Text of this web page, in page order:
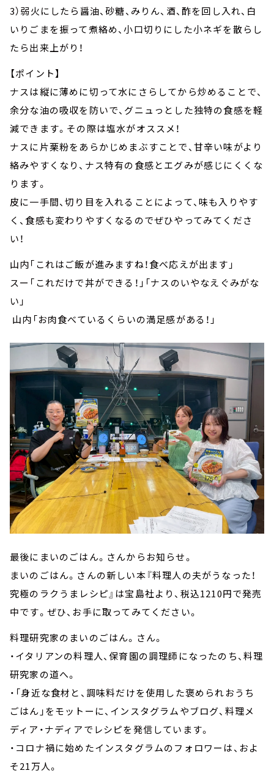
3）弱火にしたら醤油、砂糖、みりん、酒、酢を回し入れ、白
いりごまを振って煮絡め、小口切りにした小ネギを散らし
たら出来上がり！
【ポイント】
ナスは縦に薄めに切って水にさらしてから炒めることで、
余分な油の吸収を防いで、グニュっとした独特の食感を軽
減できます。その際は塩水がオススメ！
ナスに片栗粉をあらかじめまぶすことで、甘辛い味がより
絡みやすくなり、ナス特有の食感とエグみが感じにくくな
ります。
皮に一手間、切り目を入れることによって、味も入りやす
く、食感も変わりやすくなるのでぜひやってみてくださ
い！
山内「これはご飯が進みますね！食べ応えが出ます」
スー「これだけで丼ができる！」「ナスのいやなえぐみがな
い」
山内「お肉食べているくらいの満足感がある！」
最後にまいのごはん。さんからお知らせ。
まいのごはん。さんの新しい本『料理人の夫がうなった！
究極のラクうまレシピ』は宝島社より、税込1210円で発売
中です。ぜひ、お手に取ってみてください。
料理研究家のまいのごはん。さん。
・イタリアンの料理人、保育園の調理師になったのち、料理
研究家の道へ。
・「身近な食材と、調味料だけを使用した褒められおうち
ごはん」をモットーに、インスタグラムやブログ、料理メ
ディア・ナディアでレシピを発信しています。
・コロナ禍に始めたインスタグラムのフォロワーは、およ
そ21万人。